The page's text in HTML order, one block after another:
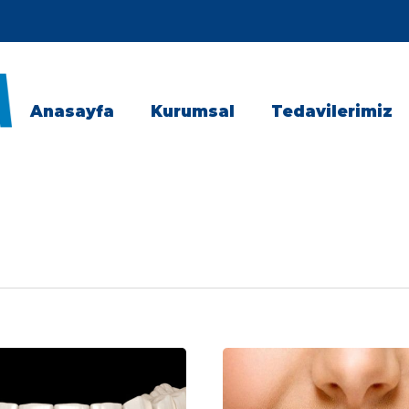
Anasayfa Kurumsal Tedavilerimiz